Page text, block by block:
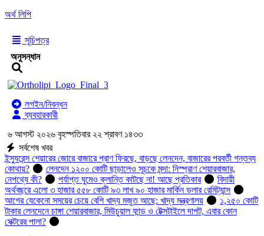
অর্থ লিপি
সূচিপত্র
অনুসন্ধান
লগইন/নিবন্ধন
ব্যবহারকারী
৬ আগস্ট ২০২৬ বৃহস্পতিবার ২২ শ্রাবণ ১৪৩৩
সর্বশেষ খবর
ইন্স্যুরেন্স শেয়ারের জোরে বাজারে প্রাণ ফিরছে, বাড়ছে লেনদেন, বাজারের পরবর্তী গন্তব্য
কোথায়?
লেনদেন ১২০০ কোটি ছাড়ালেও সূচকে মন্দা: নিস্প্রাণ শেয়ারবাজার,
নেপথ্যে কী?
পর্যাপ্ত ঘুমেও ক্লান্তি কাটছে না! আছে প্রতিকার
বিদায়ী
অর্থবছরে এলো ৩ হাজার ৫৫৮ কোটি ৯৩ লাখ ৯০ হাজার মার্কিন ডলার রেমিট্যান্স
আগের যেকেনো সময়ের চেয়ে বেশি খাদ্য মজুত আছে: খাদ্য মন্ত্রণালয়
১,২৫০ কোটি
টাকার লেনদেনে চাঙ্গা শেয়ারবাজার, মিউচুয়াল ফান্ড ও টেক্সটাইলে দাপট, এবার কোন
সেক্টরের পালা?